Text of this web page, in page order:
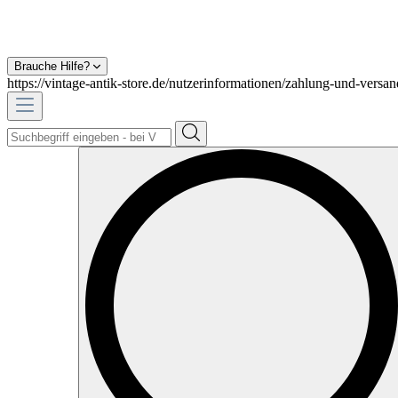
Brauche Hilfe?
https://vintage-antik-store.de/nutzerinformationen/zahlung-und-